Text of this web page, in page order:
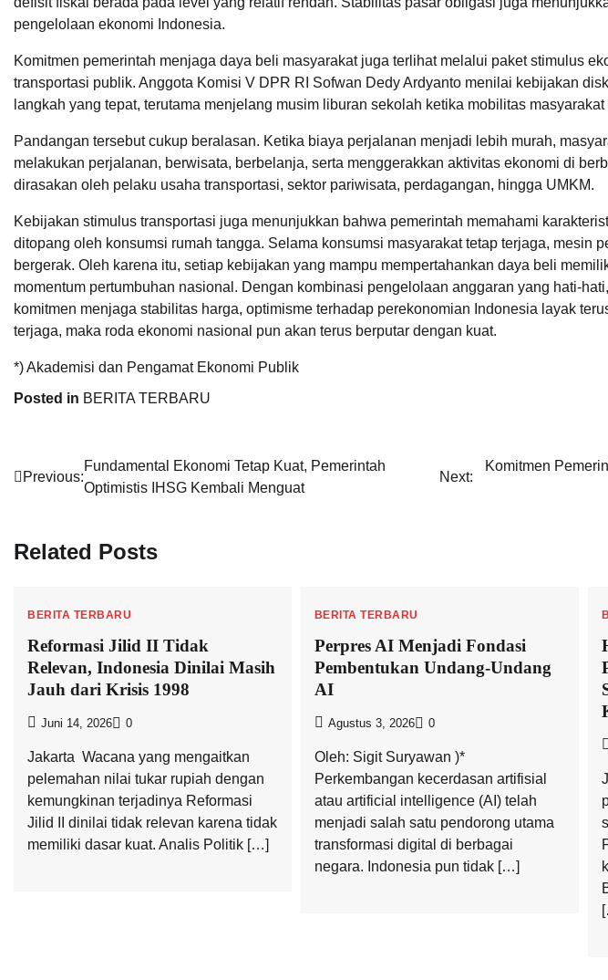
pengelolaan ekonomi Indonesia.
Komitmen pemerintah menjaga daya beli masyarakat juga terlihat melalui paket stimulus
transportasi publik. Anggota Komisi V DPR RI Sofwan Dedy Ardyanto menilai kebijakan
langkah yang tepat, terutama menjelang musim liburan sekolah ketika mobilitas
Pandangan tersebut cukup beralasan. Ketika biaya perjalanan menjadi lebih murah,
melakukan perjalanan, berwisata, berbelanja, serta menggerakkan aktivitas ekonomi di
dirasakan oleh pelaku usaha transportasi, sektor pariwisata, perdagangan, hingga UMKM.
Kebijakan stimulus transportasi juga menunjukkan bahwa pemerintah memahami
ditopang oleh konsumsi rumah tangga. Selama konsumsi masyarakat tetap terjaga, mesin
bergerak. Oleh karena itu, setiap kebijakan yang mampu mempertahankan daya beli
momentum pertumbuhan nasional. Dengan kombinasi pengelolaan anggaran yang hati-
komitmen menjaga stabilitas harga, optimisme terhadap perekonomian Indonesia layak
terjaga, maka roda ekonomi nasional pun akan terus berputar dengan kuat.
*) Akademisi dan Pengamat Ekonomi Publik
Posted in BERITA TERBARU
Navigasi
Previous:
Fundamental Ekonomi Tetap Kuat, Pemerintah
Optimistis IHSG Kembali Menguat
Next:
Komitmen
Related Posts
BERITA TERBARU
Reformasi Jilid II Tidak
Relevan, Indonesia Dinilai Masih
Jauh dari Krisis 1998
Juni 14, 2026 0
Jakarta  Wacana yang mengaitkan
pelemahan nilai tukar rupiah dengan
kemungkinan terjadinya Reformasi
Jilid II dinilai tidak relevan karena tidak
memiliki dasar kuat. Analis Politik […]
BERITA TERBARU
Perpres AI Menjadi Fondasi
Pembentukan Undang-Undang
AI
Agustus 3, 2026 0
Oleh: Sigit Suryawan )*
Perkembangan kecerdasan artifisial
atau artificial intelligence (AI) telah
menjadi salah satu pendorong utama
transformasi digital di berbagai
negara. Indonesia pun tidak […]